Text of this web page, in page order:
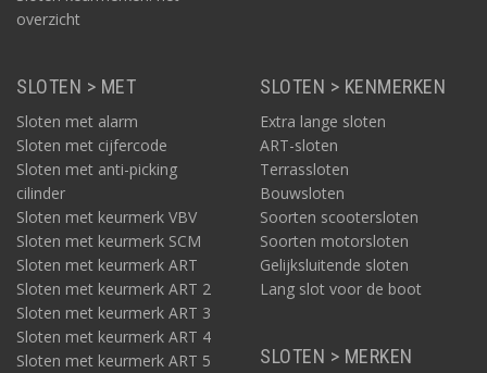
overzicht
SLOTEN > MET
Sloten met alarm
Sloten met cijfercode
Sloten met anti-picking
cilinder
Sloten met keurmerk VBV
Sloten met keurmerk SCM
Sloten met keurmerk ART
Sloten met keurmerk ART 2
Sloten met keurmerk ART 3
Sloten met keurmerk ART 4
Sloten met keurmerk ART 5
SLOTEN > KENMERKEN
Extra lange sloten
ART-sloten
Terrassloten
Bouwsloten
Soorten scootersloten
Soorten motorsloten
Gelijksluitende sloten
Lang slot voor de boot
SLOTEN > MERKEN